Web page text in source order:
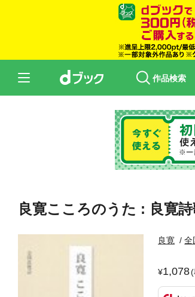
作品検索
良寛こころのうた : 良寛詩
良寛 全
1,078(